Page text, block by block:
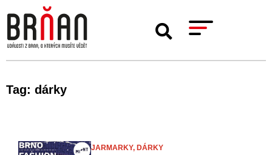
Tag: dárky
JARMARKY, DÁRKY